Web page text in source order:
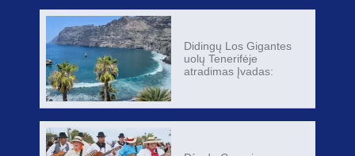
Didingų Los Gigantes
uolų Tenerifėje
atradimas Įvadas: